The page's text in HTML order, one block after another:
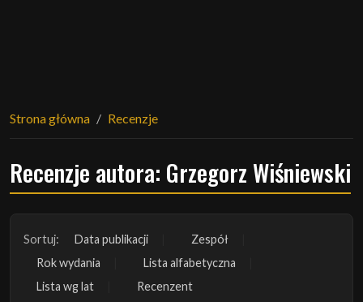
Strona główna Recenzje
Recenzje autora: Grzegorz Wiśniewski
Sortuj: Data publikacji
Zespół
Rok wydania
Lista alfabetyczna
Lista wg lat
Recenzent